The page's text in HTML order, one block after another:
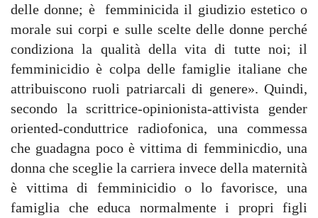
delle donne; è femminicida il giudizio estetico o
morale sui corpi e sulle scelte delle donne perché
condiziona la qualità della vita di tutte noi; il
femminicidio è colpa delle famiglie italiane che
attribuiscono ruoli patriarcali di genere». Quindi,
secondo la scrittrice-opinionista-attivista gender
oriented-conduttrice radiofonica, una commessa
che guadagna poco è vittima di femminicdio, una
donna che sceglie la carriera invece della maternità
è vittima di femminicidio o lo favorisce, una
famiglia che educa normalmente i propri figli